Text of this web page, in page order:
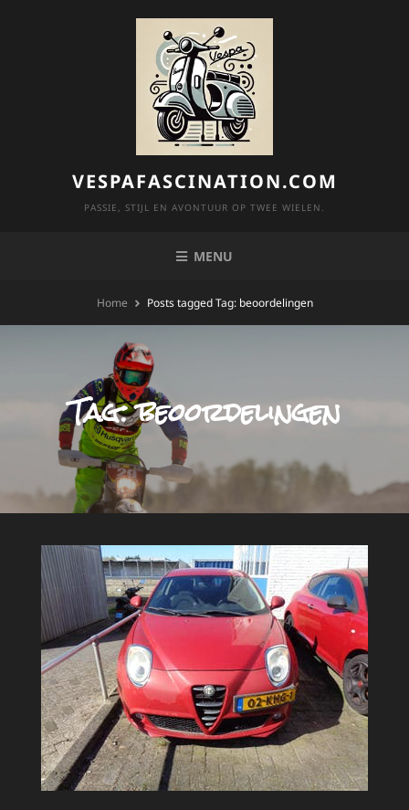
VESPAFASCINATION.COM
PASSIE, STIJL EN AVONTUUR OP TWEE WIELEN.
MENU
Home Posts taggedTag: beoordelingen
Tag:beoordelingen